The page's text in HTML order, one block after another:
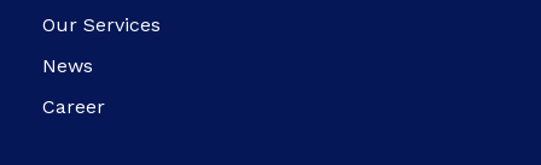
Our Services
News
Career